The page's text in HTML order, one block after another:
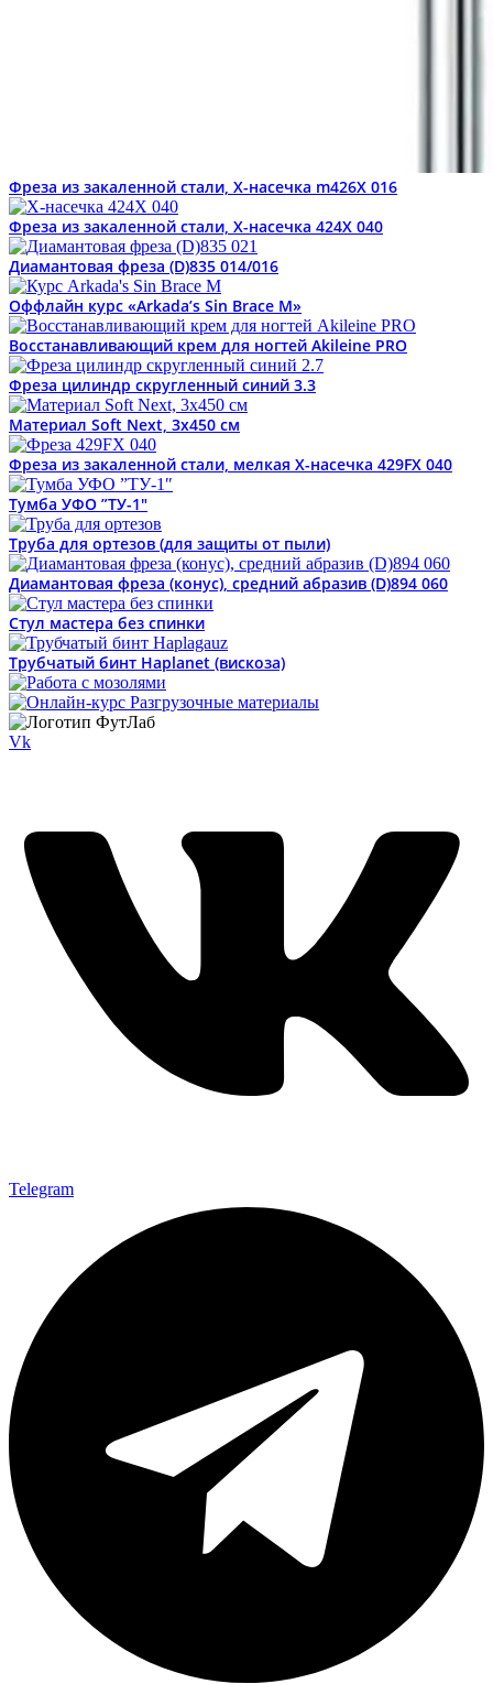
Фреза из закаленной стали, Х-насечка m426X 016
Фреза из закаленной стали, Х-насечка 424X 040
Диамантовая фреза (D)835 014/016
Оффлайн курс «Arkada’s Sin Brace M»
Восстанавливающий крем для ногтей Akileine PRO
Фреза цилиндр скругленный синий 3.3
Материал Soft Next, 3х450 см
Фреза из закаленной стали, мелкая Х-насечка 429FX 040
Тумба УФО ”ТУ-1″
Труба для ортезов (для защиты от пыли)
Диамантовая фреза (конус), средний абразив (D)894 060
Стул мастера без спинки
Трубчатый бинт Haplanet (вискоза)
Vk
Telegram